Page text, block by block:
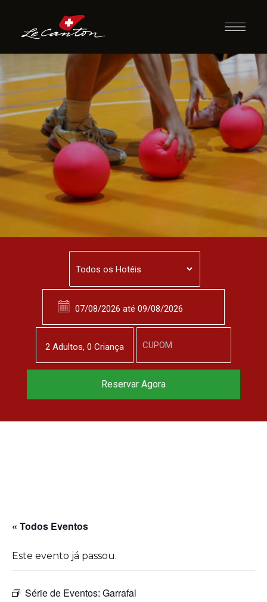
Garrafal
« Todos Eventos
Este evento já passou.
Série de Eventos: Garrafal
2 Adultos, 0 Criança
Reservar Agora